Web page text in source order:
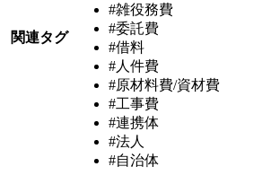
関連タグ
#雑役務費
#委託費
#借料
#人件費
#原材料費/資材費
#工事費
#連携体
#法人
#自治体